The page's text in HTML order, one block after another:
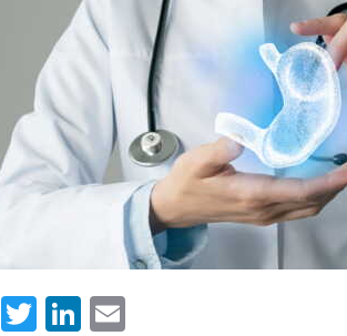
Facebook
TwitterLinkedIn